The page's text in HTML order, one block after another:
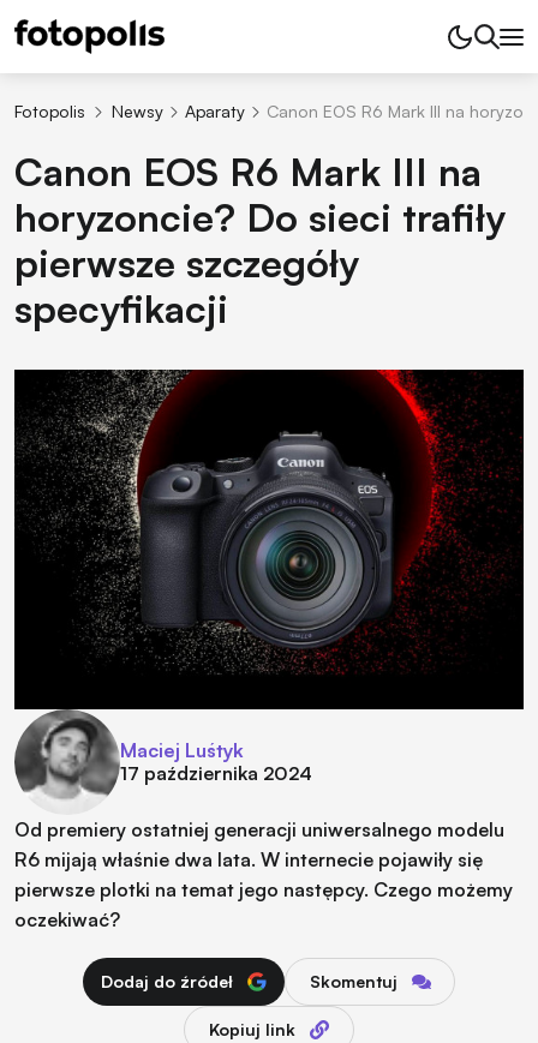
Fotopolis Newsy Aparaty Canon EOS R6 Mark III na
Canon EOS R6 Mark III na
horyzoncie? Do sieci trafiły
pierwsze szczegóły
specyfikacji
Maciej Luśtyk
17 października 2024
Od premiery ostatniej generacji uniwersalnego modelu
R6 mijają właśnie dwa lata. W internecie pojawiły się
pierwsze plotki na temat jego następcy. Czego możemy
oczekiwać?
Dodaj do źródeł Skomentuj
Kopiuj link